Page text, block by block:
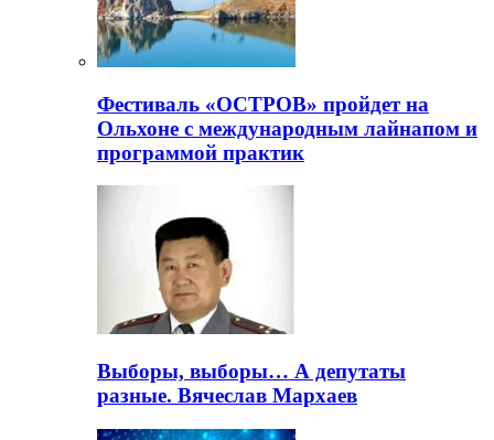
Фестиваль «ОСТРОВ» пройдет на
Ольхоне с международным лайнапом и
программой практик
Выборы, выборы… А депутаты
разные. Вячеслав Мархаев